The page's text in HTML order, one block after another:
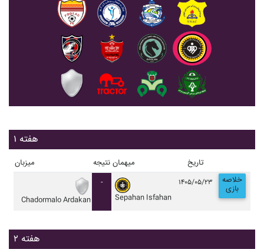
هفته ۱
میزبان نتیجه میهمان تاریخ
Chadormalo Ardakan
-
Sepahan Isfahan
۱۴۰۵/۰۵/۲۳ خلاصه
بازی
هفته ۲